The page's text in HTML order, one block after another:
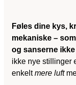
Føles dine kys,
mekaniske –
og sanserne
ikke nye stillinger
enkeltmere luft